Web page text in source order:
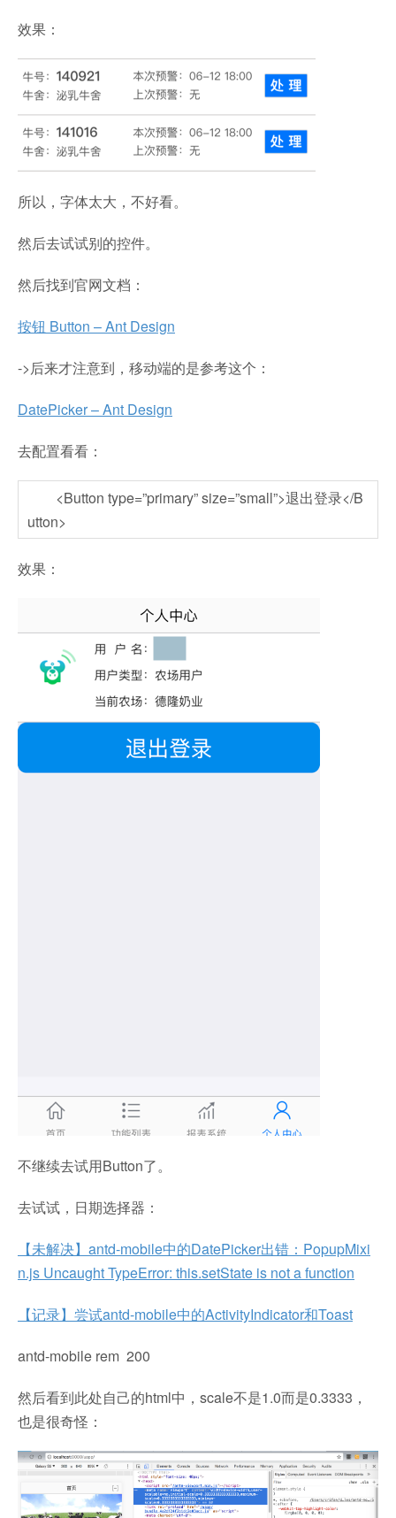
效果：
所以，字体太大，不好看。
然后去试试别的控件。
然后找到官网文档：
按钮 Button – Ant Design
->后来才注意到，移动端的是参考这个：
DatePicker – Ant Design
去配置看看：
<Button type=”primary” size=”small”>退出登录</B
utton>
效果：
不继续去试用Button了。
去试试，日期选择器：
【未解决】antd-mobile中的DatePicker出错：PopupMixi
n.js Uncaught TypeError: this.setState is not a function
【记录】尝试antd-mobile中的ActivityIndicator和Toast
antd-mobile rem 200
然后看到此处自己的html中，scale不是1.0而是0.3333，
也是很奇怪：